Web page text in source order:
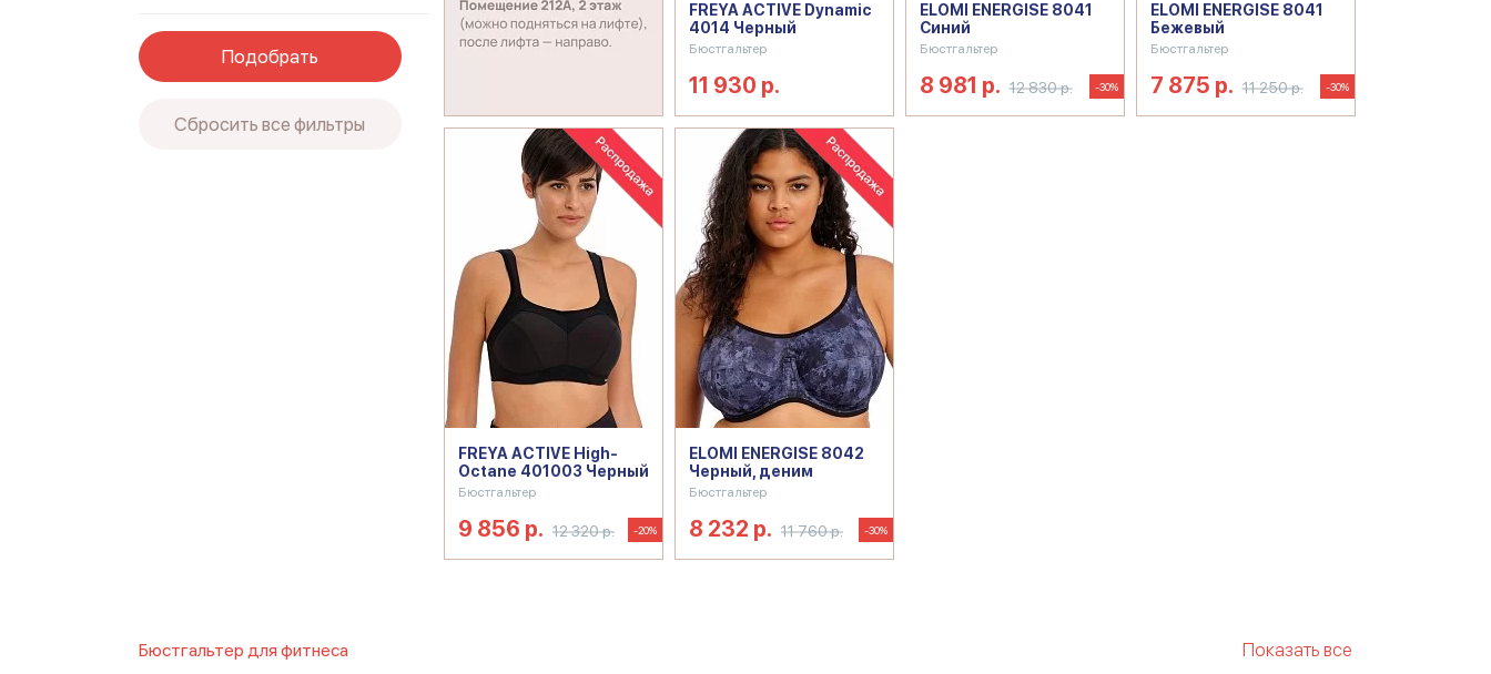
Подобрать
Сбросить все фильтры
FREYA ACTIVE Dynamic
4014 Черный
Бюстгальтер
11 930 р.
ELOMI ENERGISE 8041
Синий
Бюстгальтер
8 981 р. 12 830 р. -30%
ELOMI ENERGISE 8041
Бежевый
Бюстгальтер
7 875 р. 11 250 р. -30%
FREYA ACTIVE High-
Octane 401003 Черный
Бюстгальтер
9 856 р. 12 320 р. -20%
ELOMI ENERGISE 8042
Черный, деним
Бюстгальтер
8 232 р. 11 760 р. -30%
Бюстгальтер для фитнеса
Показать все